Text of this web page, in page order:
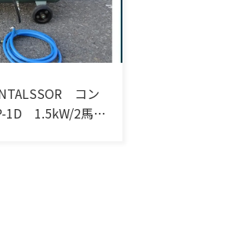
コン
1D 1.5kW/2馬